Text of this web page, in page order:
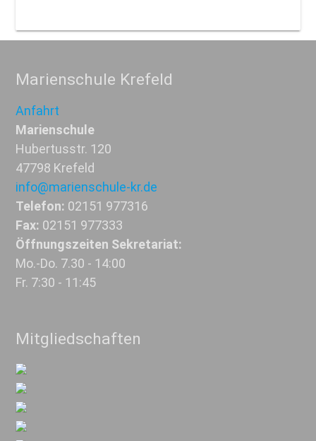
Marienschule Krefeld
Anfahrt
Marienschule
Hubertusstr. 120
47798 Krefeld
info@marienschule-kr.de
Telefon: 02151 977316
Fax: 02151 977333
Öffnungszeiten Sekretariat:
Mo.-Do. 7.30 - 14:00
Fr. 7:30 - 11:45
Mitgliedschaften